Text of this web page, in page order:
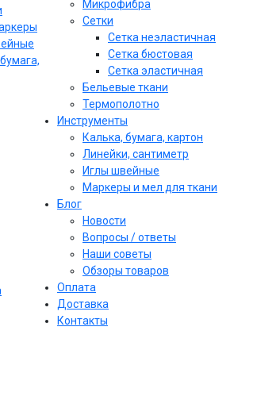
Микрофибра
Сетки
Сетка неэластичная
Сетка бюстовая
Сетка эластичная
Бельевые ткани
Термополотно
Инструменты
Калька, бумага, картон
Линейки, сантиметр
Иглы швейные
Маркеры и мел для ткани
Блог
Новости
Вопросы / ответы
Наши советы
Обзоры товаров
Оплата
Доставка
Контакты